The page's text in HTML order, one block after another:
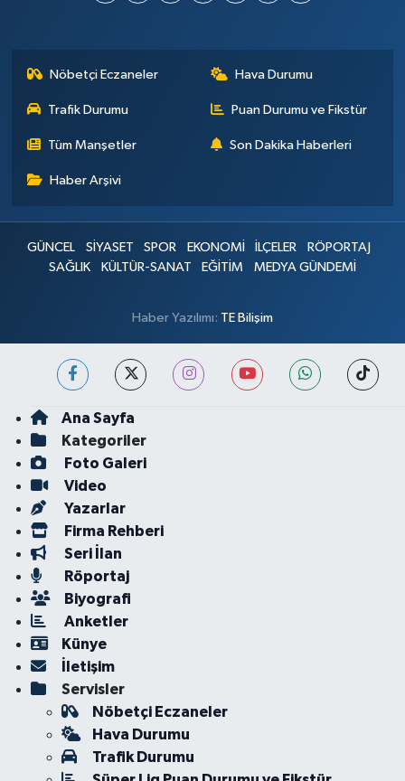
Nöbetçi Eczaneler Hava Durumu
Trafik Durumu Puan Durumu ve Fikstür
Tüm Manşetler Son Dakika Haberleri
Haber Arşivi
GÜNCEL SİYASET SPOR EKONOMİ İLÇELER
RÖPORTAJ
SAĞLIK
KÜLTÜR-SANAT EĞİTİM MEDYA GÜNDEMİ
Haber Yazılımı: TE Bilişim
Ana Sayfa
Kategoriler
Foto Galeri
Video
Yazarlar
Firma Rehberi
Seri İlan
Röportaj
Biyografi
Anketler
Künye
İletişim
Servisler
Nöbetçi Eczaneler
Hava Durumu
Trafik Durumu